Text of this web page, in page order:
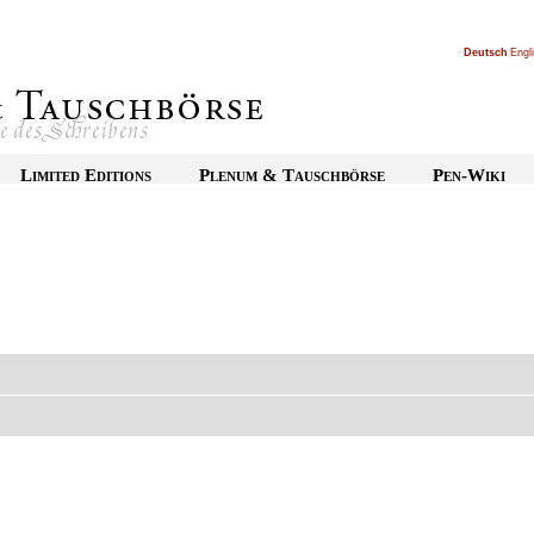
Deutsch
Limited Editions Plenum & Tauschbörse Pen-Wiki